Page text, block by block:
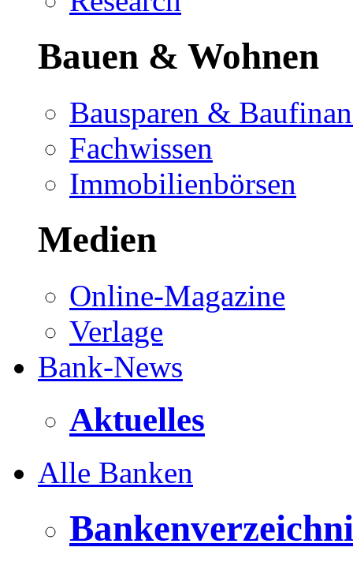
Bauen & Wohnen
Bausparen &
Fachwissen
Immobilienbörsen
Medien
Online-Magazine
Verlage
Bank-News
Aktuelles
Alle Banken